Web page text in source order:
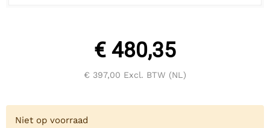
€ 480,35
€ 397,00 Excl. BTW (NL)
Niet op voorraad